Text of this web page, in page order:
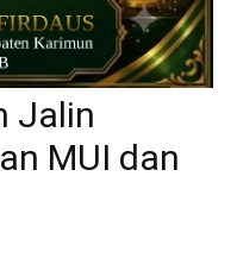
Jalin
MUI dan